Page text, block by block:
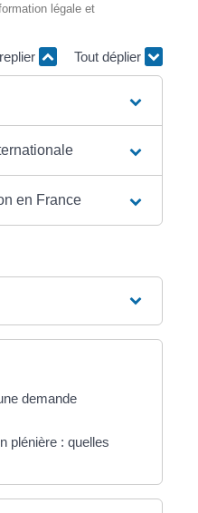
légale et
Tout déplier
en France
demande
plénière : quelles